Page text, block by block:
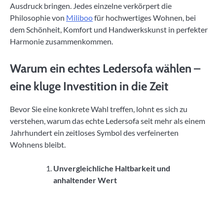
Ausdruck bringen. Jedes einzelne verkörpert die
Philosophie von Miliboofür hochwertiges Wohnen, bei
dem Schönheit, Komfort und Handwerkskunst in perfekter
Harmonie zusammenkommen.
Warum ein echtes Ledersofa wählen –
eine kluge Investition in die Zeit
Bevor Sie eine konkrete Wahl treffen, lohnt es sich zu
verstehen, warum das echte Ledersofa seit mehr als einem
Jahrhundert ein zeitloses Symbol des verfeinerten
Wohnens bleibt.
Unvergleichliche Haltbarkeit und
anhaltender Wert